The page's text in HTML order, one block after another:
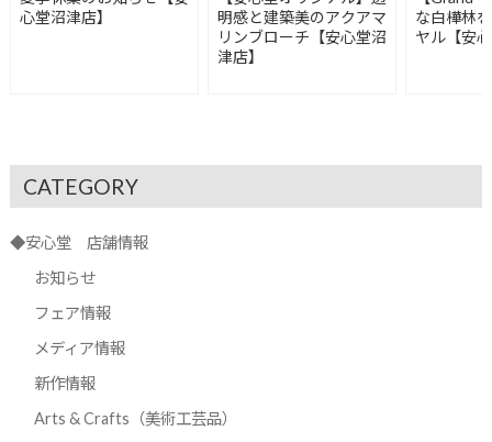
心堂沼津店】
明感と建築美のアクアマ
リンブローチ【安心堂沼
津店】
な白樺林
ヤル【安
CATEGORY
◆安心堂 店舗情報
お知らせ
フェア情報
メディア情報
新作情報
Arts & Crafts（美術工芸品）